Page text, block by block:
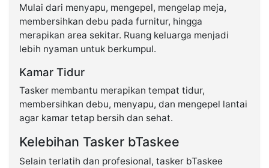
Mulai dari menyapu, mengepel, mengelap meja,
membersihkan debu pada furnitur, hingga
merapikan area sekitar. Ruang keluarga menjadi
lebih nyaman untuk berkumpul.
Kamar Tidur
Tasker membantu merapikan tempat tidur,
membersihkan debu, menyapu, dan mengepel lantai
agar kamar tetap bersih dan sehat.
Kelebihan Tasker bTaskee
Selain terlatih dan profesional, tasker bTaskee